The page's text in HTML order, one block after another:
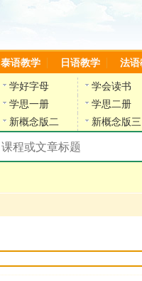
泰语教学 日语教学 法语
学好字母
学会读书
学思一册
学思二册
新概念版二 新概念版三